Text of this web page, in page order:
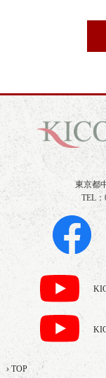
東京都
TEL：
› TOP